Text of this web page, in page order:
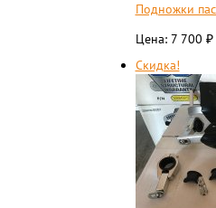
Подножки
Цена: 7 700 ₽
Скидка!